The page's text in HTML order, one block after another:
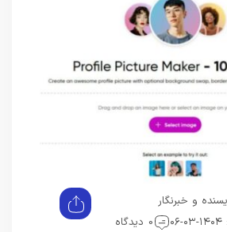
0 دیدگاه